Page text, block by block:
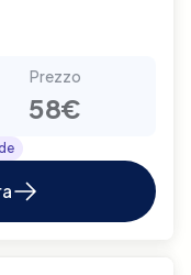
Prezzo
58€